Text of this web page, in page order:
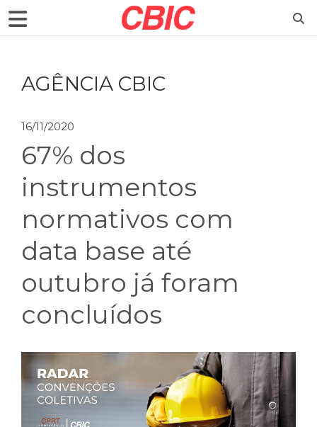
AGÊNCIA CBIC
16/11/2020
67% dos
instrumentos
normativos com
data base até
outubro já foram
concluídos